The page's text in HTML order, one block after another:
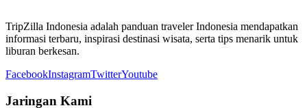
TripZilla Indonesia adalah panduan traveler Indonesia mendapatkan
informasi terbaru, inspirasi destinasi wisata, serta tips menarik untuk
liburan berkesan.
FacebookInstagramTwitterYoutube
Jaringan Kami